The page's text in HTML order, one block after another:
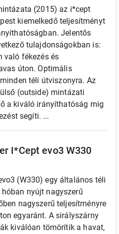
(2015) az i*cept
kiemelkedő teljesítményt
Jelentős
tulajdonságokban is:
való fékezés és
úton. Optimális
téli útviszonyra. Az
(outside) mintázati
a kiváló irányíthatóság mig
segíti. ...
I*Cept evo3 W330
(W330) egy általános téli
nyújt nagyszerű
nagyszerű teljesítményre
egyaránt. A sirályszárny
kiválóan tömörítik a havat,